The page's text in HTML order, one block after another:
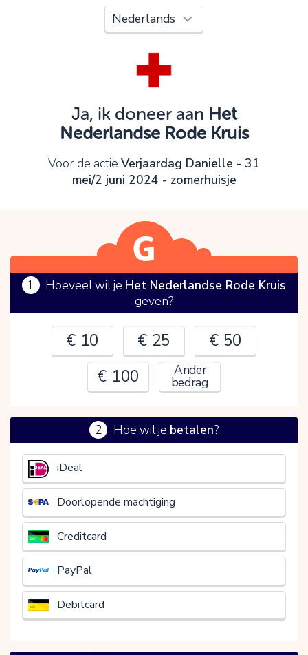
Ja, ik doneer aan Het
Nederlandse Rode Kruis
Voor de actie Verjaardag Danielle - 31
mei/2 juni 2024 - zomerhuisje
1 Hoeveel wil je Het Nederlandse Rode Kruis
geven?
€ 10 € 25
€ 50
€ 100
Ander
bedrag
€
2 Hoe wil je betalen?
iDeal
Doorlopende machtiging
Creditcard
PayPal
Debitcard
Oeps!
Je kunt nog niet verder vanwege:
Controleer en verbeter je invoer en probeer het
OK